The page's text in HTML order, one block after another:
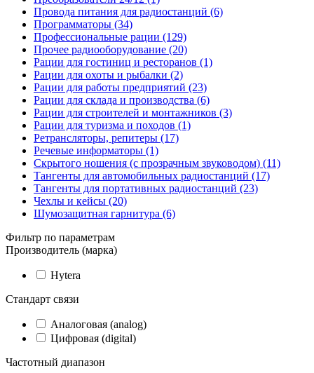
Провода питания для радиостанций (6)
Программаторы (34)
Профессиональные рации (129)
Прочее радиооборудование (20)
Рации для гостиниц и ресторанов (1)
Рации для охоты и рыбалки (2)
Рации для работы предприятий (23)
Рации для склада и производства (6)
Рации для строителей и монтажников (3)
Рации для туризма и походов (1)
Ретрансляторы, репитеры (17)
Речевые информаторы (1)
Скрытого ношения (с прозрачным звуководом) (11)
Тангенты для автомобильных радиостанций (17)
Тангенты для портативных радиостанций (23)
Чехлы и кейсы (20)
Шумозащитная гарнитура (6)
Фильтр по параметрам
Производитель (марка)
Hytera
Стандарт связи
Аналоговая (analog)
Цифровая (digital)
Частотный диапазон